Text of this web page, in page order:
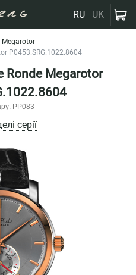
RU UK
Megarotor
P0453.SRG.1022.8604
Ronde Megarotor
PP083
серії